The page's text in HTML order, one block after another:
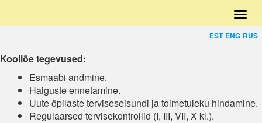
EST ENG RUS
Kooliõe tegevused:
Esmaabi andmine.
Haiguste ennetamine.
Uute õpilaste terviseseisundi ja toimetuleku hindamine.
Regulaarsed tervisekontrollid (I, III, VII, X kl.).